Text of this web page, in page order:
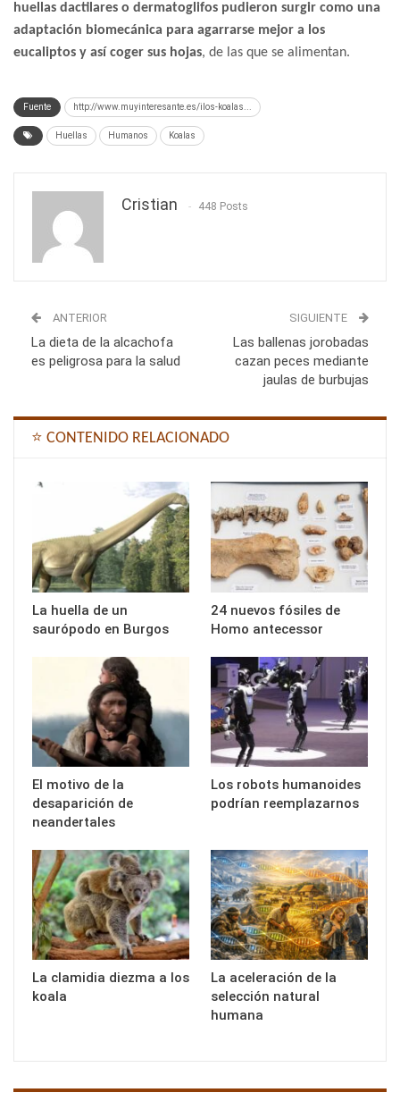
huellas dactilares o dermatoglifos pudieron surgir como una
adaptación biomecánica para agarrarse mejor a los
eucaliptos y así coger sus hojas, de las que se alimentan.
Fuente http://www.muyinteresante.es/ilos-koalas...
Huellas Humanos Koalas
Cristian 448 Posts
ANTERIOR
La dieta de la alcachofa
es peligrosa para la salud
SIGUIENTE
Las ballenas jorobadas
cazan peces mediante
jaulas de burbujas
⭐ CONTENIDO RELACIONADO
La huella de un
saurópodo en Burgos
24 nuevos fósiles de
Homo antecessor
El motivo de la
desaparición de
neandertales
Los robots humanoides
podrían reemplazarnos
La clamidia diezma a los
koala
La aceleración de la
selección natural
humana